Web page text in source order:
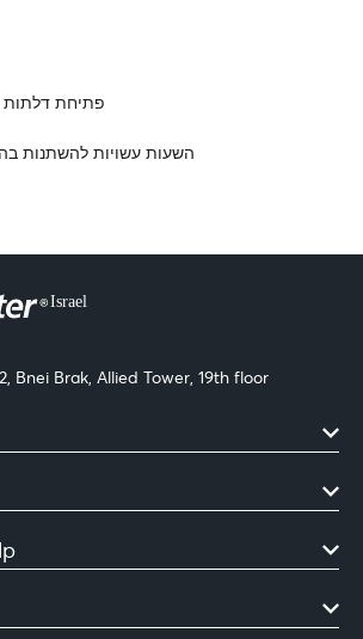
פתיחת דלתות - 30 דקות לפני
השעות עשויות להשתנות
Bnei Brak, Allied Tower, 19th floor